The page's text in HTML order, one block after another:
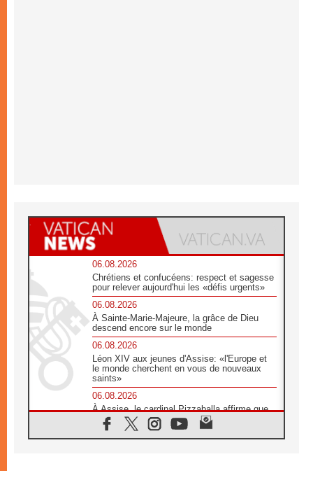
06.08.2026
Chrétiens et confucéens: respect et sagesse
pour relever aujourd'hui les «défis urgents»
06.08.2026
À Sainte-Marie-Majeure, la grâce de Dieu
descend encore sur le monde
06.08.2026
Léon XIV aux jeunes d'Assise: «l'Europe et
le monde cherchent en vous de nouveaux
saints»
06.08.2026
À Assise, le cardinal Pizzaballa affirme que
«les chrétiens veulent la paix»
06.08.2026